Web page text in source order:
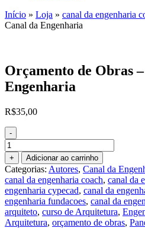
Início » Loja » canal da engenharia
Canal da Engenharia
Orçamento de Obras
Engenharia
R$35,00
-
Orçamento
de
Obras
-
Canal
da
Engenharia
quantidade
+ Adicionar ao carrinho
Categorias: Autores, Canal da
canal da engenharia coach, canal da
engenharia cypecad, canal da
engenharia fundacoes, canal da
arquiteto, curso de Arquitetura,
Arquitetura, orçamento de obras,